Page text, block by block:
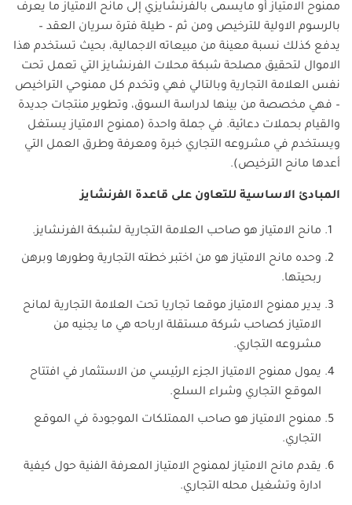
ممنوح الامتياز أو مايسمى بالفرنشايزي إلى مانح الامتياز ما يعرف
بالرسوم الاولية للترخيص ومن ثم – طيلة فترة سريان العقد –
يدفع كذلك نسبة معينة من مبيعاته الاجمالية، بحيث تستخدم هذا
الاموال لتحقيق مصلحة شبكة محلات الفرنشايز التي تعمل تحت
نفس العلامة التجارية وبالتالي فهي وتخدم كل ممنوحي التراخيص
– فهي مخصصة من بينها لدراسة السوق، وتطوير منتجات جديدة
والقيام بحملات دعائية. في جملة واحدة (ممنوح الامتياز يستغل
ويستخدم في مشروعه التجاري خبرة ومعرفة وطرق العمل التي
أعدها مانح الترخيص).
المبادئ الاساسية للتعاون على قاعدة الفرنشايز
مانح الامتياز هو صاحب العلامة التجارية لشبكة الفرنشايز.
وحده مانح الامتياز هو من اختبر خطته التجارية وطورها وبرهن
ربحيتها.
يدير ممنوح الامتياز موقعا تجاريا تحت العلامة التجارية لمانح
الامتياز كصاحب شركة مستقلة ارباحه هي ما يجنيه من
مشروعه التجاري.
يمول ممنوح الامتياز الجزء الرئيسي من الاستثمار في افتتاح
الموقع التجاري وشراء السلع.
ممنوح الامتياز هو صاحب الممتلكات الموجودة في الموقع
التجاري.
يقدم مانح الامتياز لممنوح الامتياز المعرفة الفنية حول كيفية
ادارة وتشغيل محله التجاري.